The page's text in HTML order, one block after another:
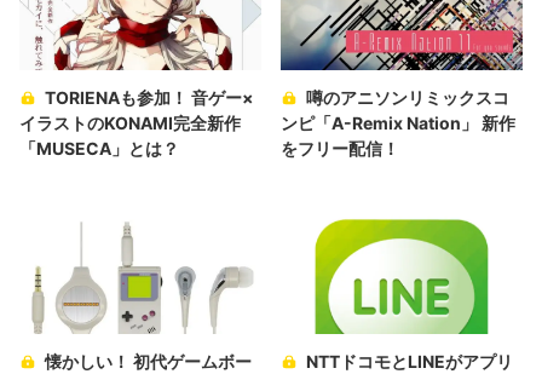
TORIENAも参加！ 音ゲー×
イラストのKONAMI完全新作
「MUSECA」とは？
噂のアニソンリミックスコ
ンピ「A-Remix Nation」 新作
をフリー配信！
懐かしい！ 初代ゲームボー
NTTドコモとLINEがアプリ